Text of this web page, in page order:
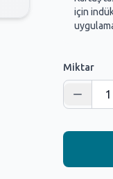
için
Miktar